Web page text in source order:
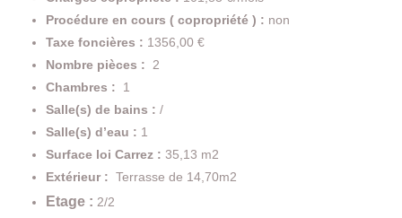
Procédure en cours ( copropriété ) : non
Taxe foncières : 1356,00 €
Nombre pièces : 2
Chambres : 1
Salle(s) de bains : /
Salle(s) d’eau : 1
Surface loi Carrez : 35,13 m2
Extérieur : Terrasse de 14,70m2
Etage : 2/2